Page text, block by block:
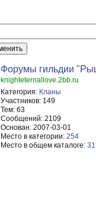
Форумы гильдии
knighteternallove.2bb.ru
Категория: Кланы
Участников: 149
Тем: 63
Сообщений: 2109
Основан: 2007-03-01
Место в категории: 254
Место в общем каталоге: